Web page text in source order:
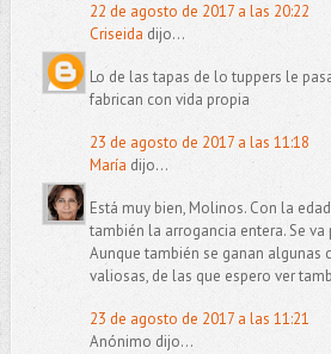
22 de agosto de 2017 a las 20:22
Criseida dijo...
Lo de las tapas de lo tuppers le
fabrican con vida propia
23 de agosto de 2017 a las 11:18
María dijo...
Está muy bien, Molinos. Con la
también la arrogancia entera. Se
Aunque también se ganan algunas
valiosas, de las que espero ver
23 de agosto de 2017 a las 11:21
Anónimo dijo...